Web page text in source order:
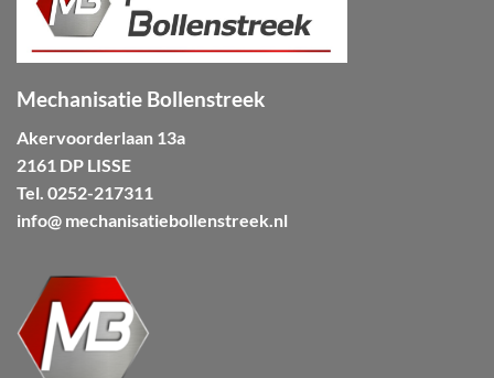
Mechanisatie Bollenstreek
Akervoorderlaan 13a
2161 DP LISSE
Tel. 0252-217311
info@ mechanisatiebollenstreek.nl